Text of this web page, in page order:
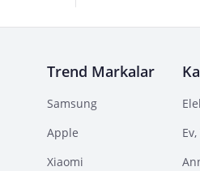
Trend Markalar
Samsung
Apple
Xiaomi